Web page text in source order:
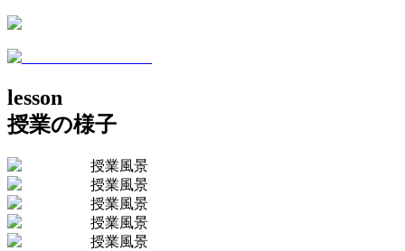
lesson
授業の様子
授業風景
授業風景
授業風景
授業風景
授業風景